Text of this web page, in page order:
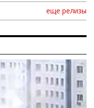
еще релизы